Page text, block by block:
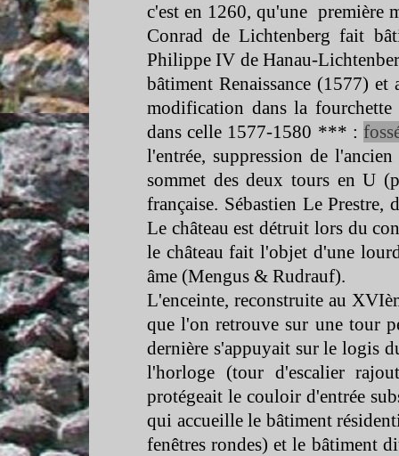
c'est en 1260, qu'une première
Conrad de Lichtenberg fait
Philippe IV de Hanau-
bâtiment Renaissance (1577)
modification dans la fourchette
dans celle 1577-1580 *** :
l'entrée, suppression de
sommet des deux tours en U
française. Sébastien Le
Le château est détruit lors du
le château fait l'objet d'une
âme (Mengus & Rudrauf).
L'enceinte, reconstruite au
que l'on retrouve sur une tour
dernière s'appuyait sur le logis
l'horloge (tour d'escalier
protégeait le couloir d'entrée
qui accueille le bâtiment
fenêtres rondes) et le bâtiment